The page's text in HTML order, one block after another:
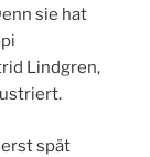
sie hat
Lindgren,
spät